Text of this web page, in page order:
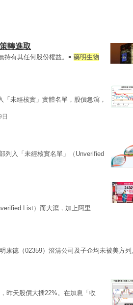
轉進取
持有其任何股份權益。￭ 藥明生物
「未經核實」實體名單，股價急瀉，
列入「未經核實名單」（Unverified
List）而大瀉，加上阿里
康德（02359）澄清公司及子企均未被美方列
昨天股價大插22%。在加息「收